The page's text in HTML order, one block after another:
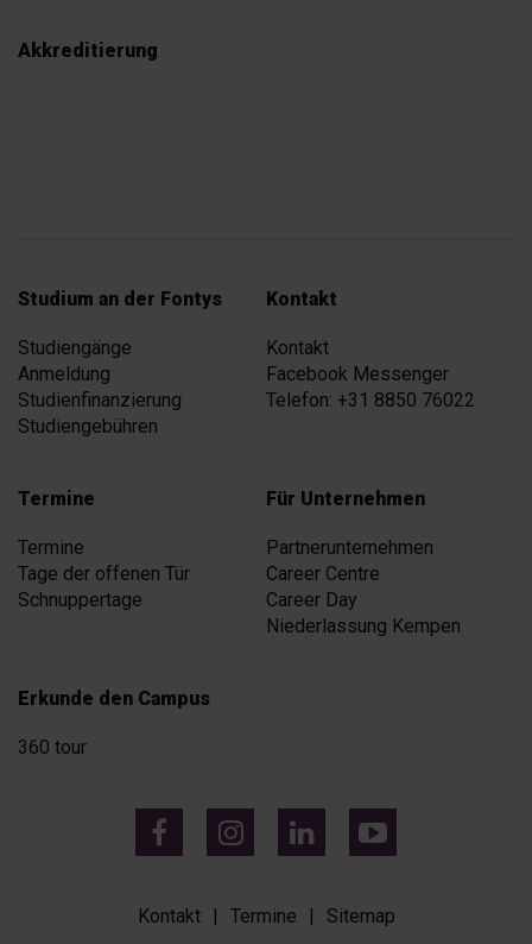
Akkreditierung
Studium an der Fontys
Studiengänge
Anmeldung
Studienfinanzierung
Studiengebühren
Kontakt
Kontakt
Facebook Messenger
Telefon: +31 8850 76022
Termine
Termine
Tage der offenen Tür
Schnuppertage
Für Unternehmen
Partnerunternehmen
Career Centre
Career Day
Niederlassung Kempen
Erkunde den Campus
360 tour
Kontakt Termine Sitemap